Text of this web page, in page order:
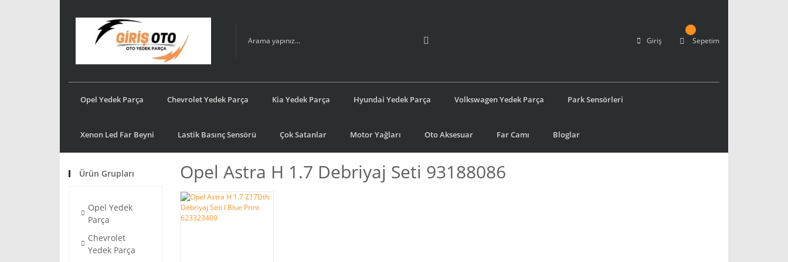
Giriş Sepetim
Opel Yedek Parça Chevrolet Yedek Parça Kia Yedek Parça Hyundai Yedek Parça Volkswagen Yedek Parça Park Sensörleri
Xenon Led Far Beyni Lastik Basınç Sensörü Çok Satanlar Motor Yağları Oto Aksesuar Far Camı Bloglar
Ürün Grupları
Opel Yedek
Parça
Chevrolet
Yedek Parça
Opel Astra H 1.7 Debriyaj Seti 93188086